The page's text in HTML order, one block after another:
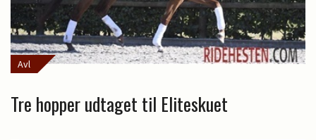
Avl
Tre hopper udtaget til Eliteskuet